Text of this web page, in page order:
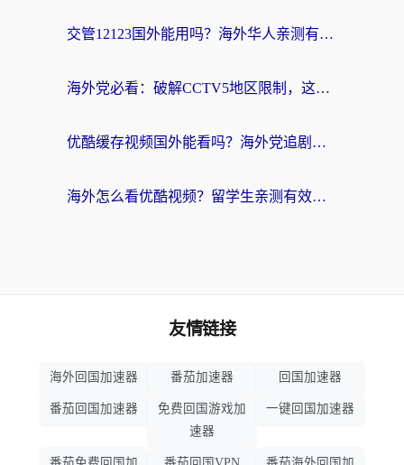
交管12123国外能用吗？海外华人亲测有效的回国加速器选择指南
海外党必看：破解CCTV5地区限制，这样看欧洲杯奥运直播才够爽！
优酷缓存视频国外能看吗？海外党追剧看片的终极解决方案来了
海外怎么看优酷视频？留学生亲测有效的回国加速器选择指南
友情链接
海外回国加速器 番茄加速器 回国加速器
番茄回国加速器
免费回国游戏加
速器
一键回国加速器